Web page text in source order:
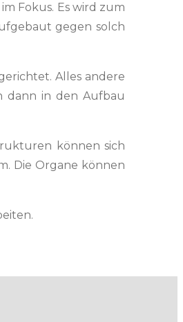
Fokus. Es wird zum
gegen solch
Alles andere
dann in den Auf­bau
kön­nen sich
Die Organe kön­nen